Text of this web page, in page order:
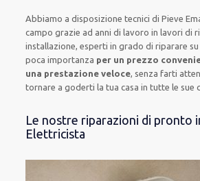
Abbiamo a disposizionetecnici di Pieve
campo grazie ad anni di lavoroin lavori di
installazione, espertiin grado di riparare su
poca importanza per un prezzo
una prestazione veloce, senza farti
tornare a goderti la tua casa in tutte le sue
Le nostre riparazioni di pronto
Elettricista